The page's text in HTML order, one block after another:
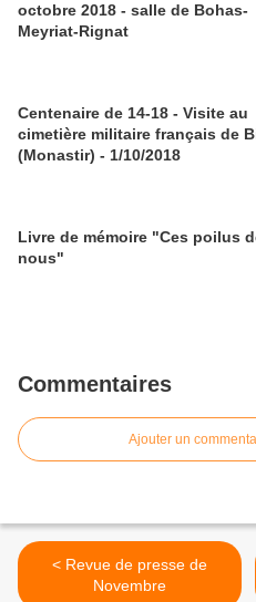
octobre 2018 - salle de Bohas-
Meyriat-Rignat
Centenaire de 14-18 - Visite au
cimetière militaire français de
(Monastir) - 1/10/2018
Livre de mémoire "Ces poilus
nous"
Commentaires
Ajouter un
< Revue de presse de
Novembre